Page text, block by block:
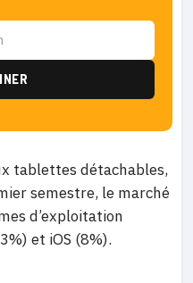
tablettes détachables,
semestre, le marché
d’exploitation
et iOS (8%).